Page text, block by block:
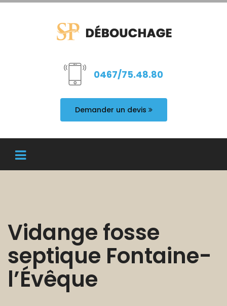
0467/75.48.80
Demander un devis
Vidange fosse
septique Fontaine-
l’Évêque